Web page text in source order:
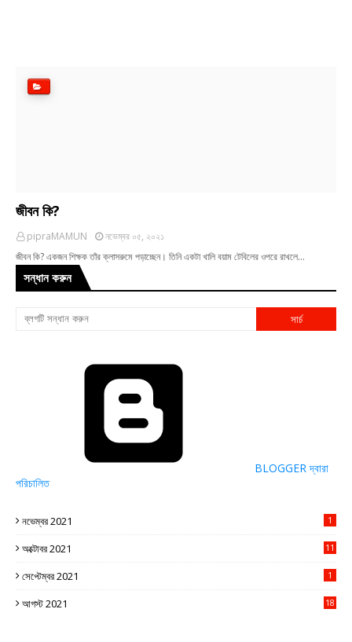
জীবন কি?
pipraMAMUN
নভেম্বর ০৫, ২০২১
জীবন কি? একজন শিক্ষক তাঁর ক্লাসরুমে পড়াচ্ছেন। তিনি একটা খালি বয়াম টেবিলের ওপরে রাখলে…
সন্ধান করুন
BLOGGER দ্বারা
পরিচালিত
নভেম্বর 2021 1
অক্টোবর 2021 11
সেপ্টেম্বর 2021 1
আগস্ট 2021 18